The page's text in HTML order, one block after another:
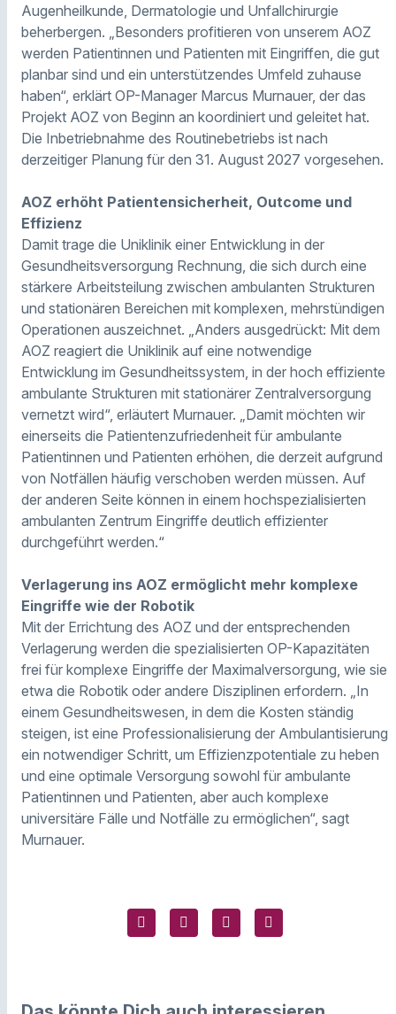
Augenheilkunde, Dermatologie und Unfallchirurgie
beherbergen. „Besonders profitieren von unserem AOZ
werden Patientinnen und Patienten mit Eingriffen, die gut
planbar sind und ein unterstützendes Umfeld zuhause
haben“, erklärt OP-Manager Marcus Murnauer, der das
Projekt AOZ von Beginn an koordiniert und geleitet hat.
Die Inbetriebnahme des Routinebetriebs ist nach
derzeitiger Planung für den 31. August 2027 vorgesehen.
AOZ erhöht Patientensicherheit, Outcome und
Effizienz
Damit trage die Uniklinik einer Entwicklung in der
Gesundheitsversorgung Rechnung, die sich durch eine
stärkere Arbeitsteilung zwischen ambulanten Strukturen
und stationären Bereichen mit komplexen, mehrstündigen
Operationen auszeichnet. „Anders ausgedrückt: Mit dem
AOZ reagiert die Uniklinik auf eine notwendige
Entwicklung im Gesundheitssystem, in der hoch effiziente
ambulante Strukturen mit stationärer Zentralversorgung
vernetzt wird“, erläutert Murnauer. „Damit möchten wir
einerseits die Patientenzufriedenheit für ambulante
Patientinnen und Patienten erhöhen, die derzeit aufgrund
von Notfällen häufig verschoben werden müssen. Auf
der anderen Seite können in einem hochspezialisierten
ambulanten Zentrum Eingriffe deutlich effizienter
durchgeführt werden.“
Verlagerung ins AOZ ermöglicht mehr komplexe
Eingriffe wie der Robotik
Mit der Errichtung des AOZ und der entsprechenden
Verlagerung werden die spezialisierten OP-Kapazitäten
frei für komplexe Eingriffe der Maximalversorgung, wie sie
etwa die Robotik oder andere Disziplinen erfordern. „In
einem Gesundheitswesen, in dem die Kosten ständig
steigen, ist eine Professionalisierung der Ambulantisierung
ein notwendiger Schritt, um Effizienzpotentiale zu heben
und eine optimale Versorgung sowohl für ambulante
Patientinnen und Patienten, aber auch komplexe
universitäre Fälle und Notfälle zu ermöglichen“, sagt
Murnauer.